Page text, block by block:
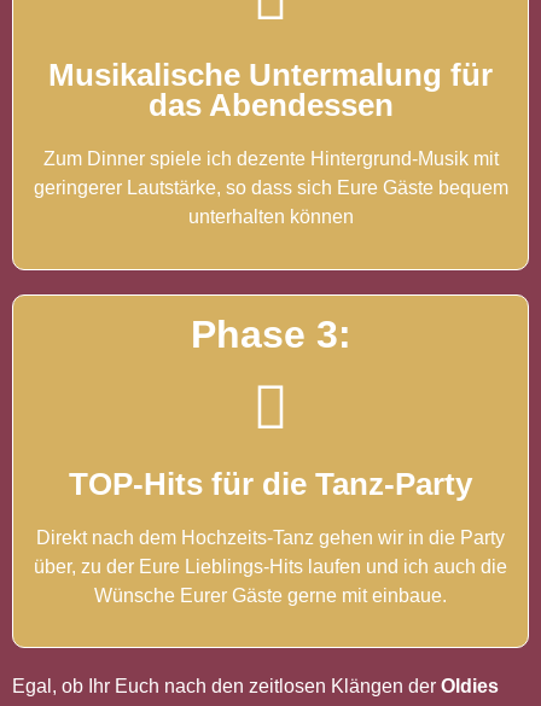
Musikalische Untermalung für
das Abendessen
Zum Dinner spiele ich dezente Hintergrund-Musik mit
geringerer Lautstärke, so dass sich Eure Gäste bequem
unterhalten können
Phase 3:
TOP-Hits für die Tanz-Party
Direkt nach dem Hochzeits-Tanz gehen wir in die Party
über, zu der Eure Lieblings-Hits laufen und ich auch die
Wünsche Eurer Gäste gerne mit einbaue.
Egal, ob Ihr Euch nach den zeitlosen Klängen der Oldies